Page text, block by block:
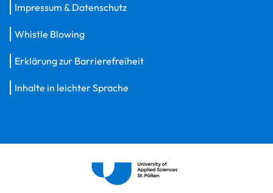
Impressum & Datenschutz
Whistle Blowing
Erklärung zur Barrierefreiheit
Inhalte in leichter Sprache